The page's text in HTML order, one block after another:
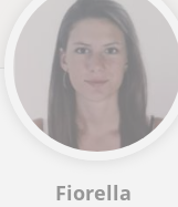
Fiorella